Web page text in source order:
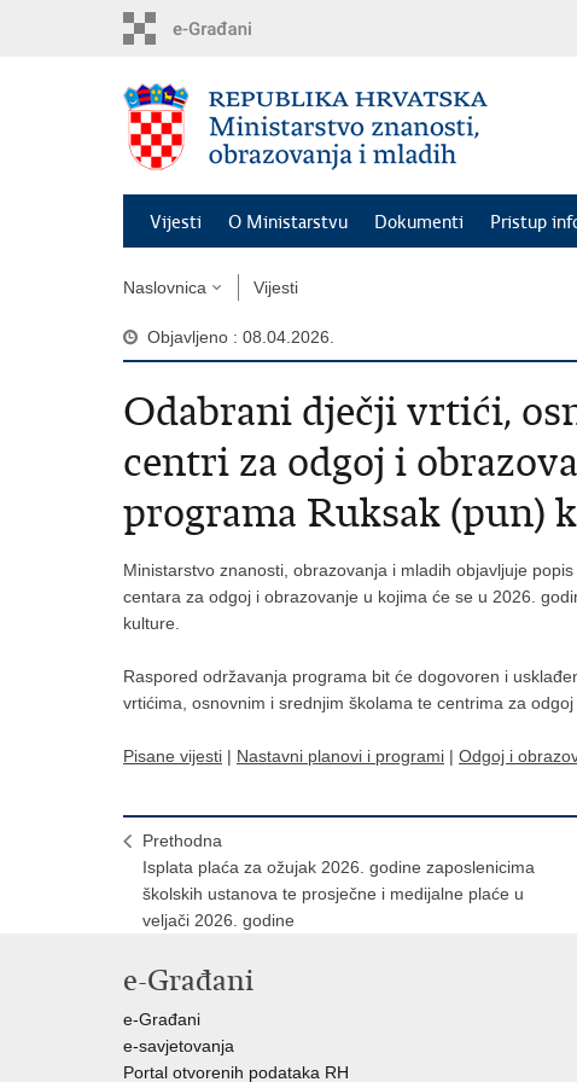
Vijesti O Ministarstvu Dokumenti Pristup
Naslovnica Vijesti
Objavljeno : 08.04.2026.
Odabrani dječji vrtići,
centri za odgoj i
programa Ruksak (pun)
Ministarstvo znanosti, obrazovanja i mladih objavljuje
centara za odgoj i obrazovanje u kojima će se u 2026.
kulture.
Raspored održavanja programa bit će dogovoren i
vrtićima, osnovnim i srednjim školama te centrima za odgoj
Pisane vijesti | Nastavni planovi i programi | Odgoj i
Prethodna
Isplata plaća za ožujak 2026. godine zaposlenicima
školskih ustanova te prosječne i medijalne plaće u
veljači 2026. godine
e-Građani
e-Građani
e-savjetovanja
Portal otvorenih podataka RH